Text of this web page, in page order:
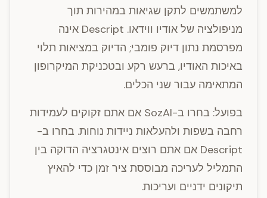
למשתמשים לתקן שגיאות במהירות תוך
מניפולציה של אודיו ווידאו. Descript אינה
מפרסמת נתון דיוק פומבי; הדיוק במציאות תלוי
באיכות האודיו, ברעש רקע ובטכניקת המיקרופון
המתאימה עבור שני הכלים.
בפועל: בחרו ב-SozAI אם אתם זקוקים לעמידות
רחבה בשפות ולהעלאות ניידות נוחות. בחרו ב-
Descript אם אתם רוצים אינטגרציה הדוקה בין
התמליל לעריכה מבוססת ציר זמן כדי להאיץ
תיקונים ידניים ועריכות.